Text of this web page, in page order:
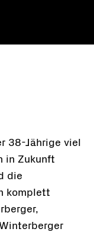
38-Jährige viel
in Zukunft
die
komplett